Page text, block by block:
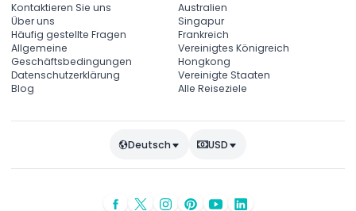
Kontaktieren Sie uns
Über uns
Häufig gestellte Fragen
Allgemeine
Geschäftsbedingungen
Datenschutzerklärung
Blog
Australien
Singapur
Frankreich
Vereinigtes Königreich
Hongkong
Vereinigte Staaten
Alle Reiseziele
Deutsch USD